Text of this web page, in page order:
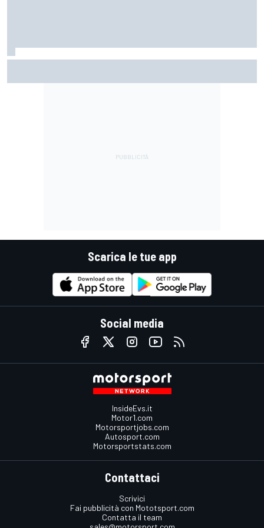
Scarica le tue app
Social media
InsideEvs.it
Motor1.com
Motorsportjobs.com
Autosport.com
Motorsportstats.com
Contattaci
Scrivici
Fai pubblicità con Mototsport.com
Contatta il team